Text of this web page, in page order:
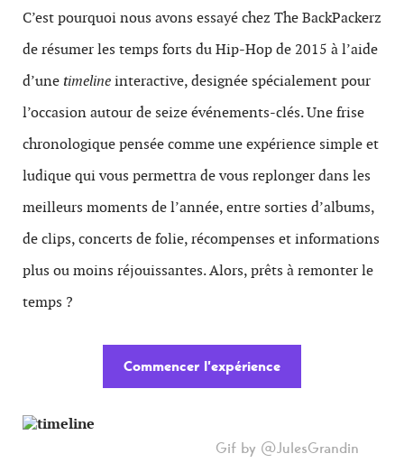
C’est pourquoi nous avons essayé chez The BackPackerz
de résumer les temps forts du Hip-Hop de 2015 à l’aide
d’une timelineinteractive, designée spécialement pour
l’occasion autour de seize événements-clés. Une frise
chronologique pensée comme une expérience simple et
ludique qui vous permettra de vous replonger dans les
meilleurs moments de l’année, entre sorties d’albums,
de clips, concerts de folie, récompenses et informations
plus ou moins réjouissantes. Alors, prêts à remonter le
temps ?
Commencer l’expérience
Gif by @JulesGrandin